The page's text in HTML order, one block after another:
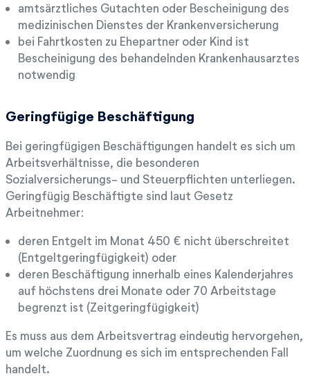
amtsärztliches Gutachten oder Bescheinigung des
medizinischen Dienstes der Krankenversicherung
bei Fahrtkosten zu Ehepartner oder Kind ist
Bescheinigung des behandelnden Krankenhausarztes
notwendig
Geringfügige Beschäftigung
Bei geringfügigen Beschäftigungen handelt es sich um
Arbeitsverhältnisse, die besonderen
Sozialversicherungs- und Steuerpflichten unterliegen.
Geringfügig Beschäftigte sind laut Gesetz
Arbeitnehmer:
deren Entgelt im Monat 450 € nicht überschreitet
(Entgeltgeringfügigkeit) oder
deren Beschäftigung innerhalb eines Kalenderjahres
auf höchstens drei Monate oder 70 Arbeitstage
begrenzt ist (Zeitgeringfügigkeit)
Es muss aus dem Arbeitsvertrag eindeutig hervorgehen,
um welche Zuordnung es sich im entsprechenden Fall
handelt.